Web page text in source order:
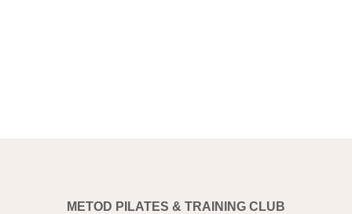
METOD PILATES & TRAINING CLUB